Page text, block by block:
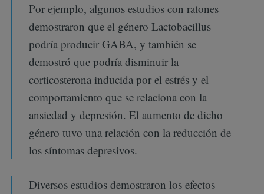
Por ejemplo, algunos estudios con ratones
demostraron que el género Lactobacillus
podría producir GABA, y también se
demostró que podría disminuir la
corticosterona inducida por el estrés y el
comportamiento que se relaciona con la
ansiedad y depresión. El aumento de dicho
género tuvo una relación con la reducción de
los síntomas depresivos.
Diversos estudios demostraron los efectos